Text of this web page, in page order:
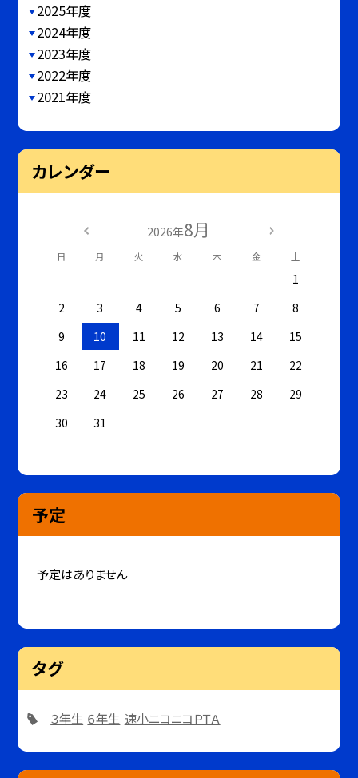
2025年度
2024年度
2023年度
2022年度
2021年度
カレンダー
2026年8月
日 月 火 水 木 金 土
1
2
3 4 5 6 7
8
9
10 11 12 13 14
15
16
17 18 19 20 21
22
23
24 25 26 27 28
29
30
31
予定
予定はありません
タグ
３年生 ６年生 速小ニコニコＰＴＡ